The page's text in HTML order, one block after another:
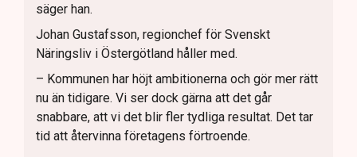
säger han.
Johan Gustafsson, regionchef för Svenskt
Näringsliv i Östergötland håller med.
– Kommunen har höjt ambitionerna och gör mer rätt
nu än tidigare. Vi ser dock gärna att det går
snabbare, att vi det blir fler tydliga resultat. Det tar
tid att återvinna företagens förtroende.